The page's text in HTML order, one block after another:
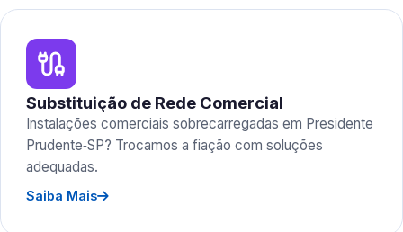
Substituição de Rede Comercial
Instalações comerciais sobrecarregadas em Presidente
Prudente‑SP? Trocamos a fiação com soluções
adequadas.
Saiba Mais